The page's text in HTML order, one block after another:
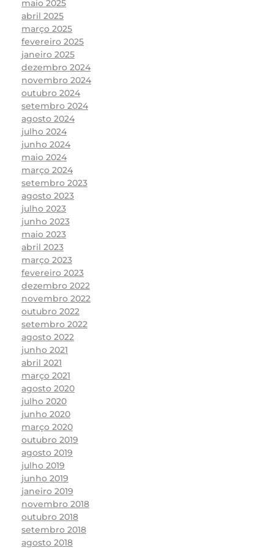
maio 2025
abril 2025
março 2025
fevereiro 2025
janeiro 2025
dezembro 2024
novembro 2024
outubro 2024
setembro 2024
agosto 2024
julho 2024
junho 2024
maio 2024
março 2024
setembro 2023
agosto 2023
julho 2023
junho 2023
maio 2023
abril 2023
março 2023
fevereiro 2023
dezembro 2022
novembro 2022
outubro 2022
setembro 2022
agosto 2022
junho 2021
abril 2021
março 2021
agosto 2020
julho 2020
junho 2020
março 2020
outubro 2019
agosto 2019
julho 2019
junho 2019
janeiro 2019
novembro 2018
outubro 2018
setembro 2018
agosto 2018